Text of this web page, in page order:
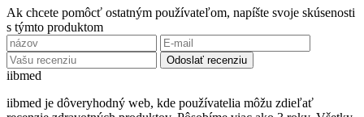
Ak chcete pomôcť ostatným používateľom, napíšte svoje skúsenosti
s týmto produktom
Odoslať recenziu
iibmed
iibmed je dôveryhodný web, kde používatelia môžu zdieľať